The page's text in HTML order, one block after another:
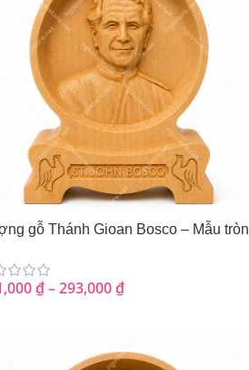
gỗ Thánh Gioan Bosco – Mẫu tròn
₫–293,000₫